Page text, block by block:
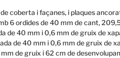
coberta i façanes, i plaques
6 ordides de 40 mm de cant,
de 40 mm i 0,6 mm de gruix de
de 40 mm i 0,6 mm de gruix de
de gruix i 62 cm de